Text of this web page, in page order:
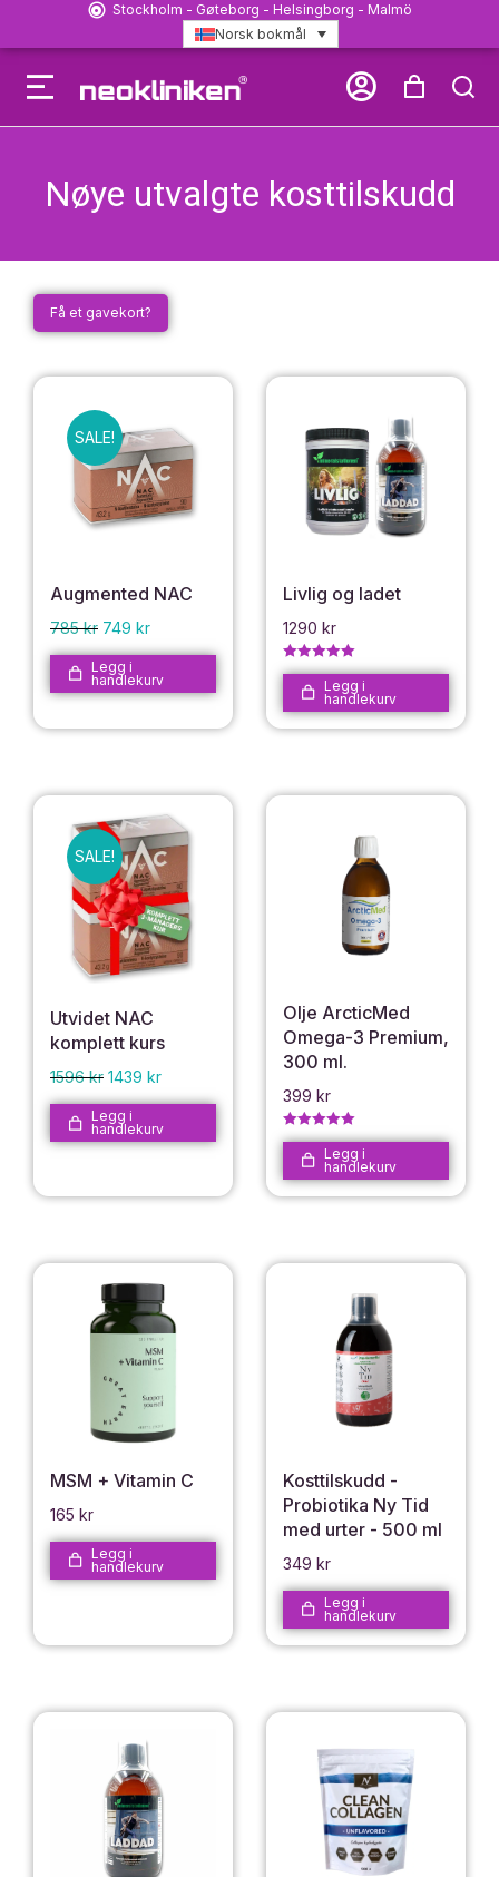
Stockholm - Gøteborg - Helsingborg - Malmö
Norsk bokmål
Nøye utvalgte kosttilskudd
Få et gavekort?
SALE!
Augmented NAC
785kr 749 kr
Legg i
handlekurv
Livlig og ladet
1290 kr
Vurdert5.00
av 5
Legg i
handlekurv
SALE!
Utvidet NAC
komplett kurs
1596kr 1439 kr
Legg i
handlekurv
Olje ArcticMed
Omega-3 Premium,
300 ml.
399 kr
Vurdert5.00
av 5
Legg i
handlekurv
MSM + Vitamin C
165 kr
Legg i
handlekurv
Kosttilskudd -
Probiotika Ny Tid
med urter - 500 ml
349 kr
Legg i
handlekurv